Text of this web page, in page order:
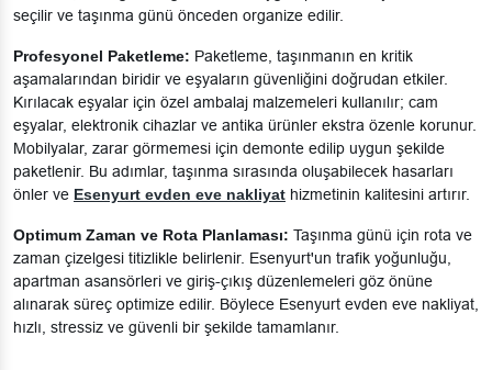
seçilir ve taşınma günü önceden organize edilir.
Profesyonel Paketleme: Paketleme, taşınmanın en kritik
aşamalarından biridir ve eşyaların güvenliğini doğrudan etkiler.
Kırılacak eşyalar için özel ambalaj malzemeleri kullanılır; cam
eşyalar, elektronik cihazlar ve antika ürünler ekstra özenle korunur.
Mobilyalar, zarar görmemesi için demonte edilip uygun şekilde
paketlenir. Bu adımlar, taşınma sırasında oluşabilecek hasarları
önler ve Esenyurt evden eve nakliyat hizmetinin kalitesini artırır.
Optimum Zaman ve Rota Planlaması: Taşınma günü için rota ve
zaman çizelgesi titizlikle belirlenir. Esenyurt'un trafik yoğunluğu,
apartman asansörleri ve giriş-çıkış düzenlemeleri göz önüne
alınarak süreç optimize edilir. Böylece Esenyurt evden eve nakliyat,
hızlı, stressiz ve güvenli bir şekilde tamamlanır.